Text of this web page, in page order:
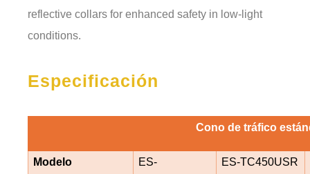
reflective collars for enhanced safety in low-light
conditions.
Especificación
Cono de tráfico
Modelo ES- ES-TC450USR